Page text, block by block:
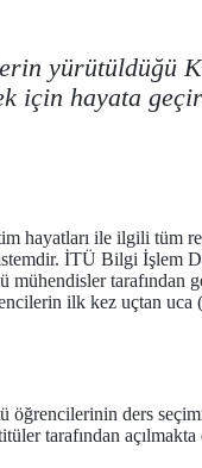
yürütüldüğü
için hayata
hayatları ile ilgili tüm
İTÜ Bilgi İşlem
mühendisler tarafından
ilk kez uçtan uca
ders
tarafından